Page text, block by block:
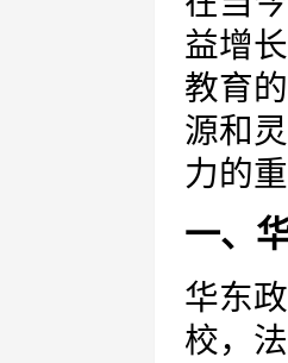
益增
教育
源和
力的
一、
华东
校，